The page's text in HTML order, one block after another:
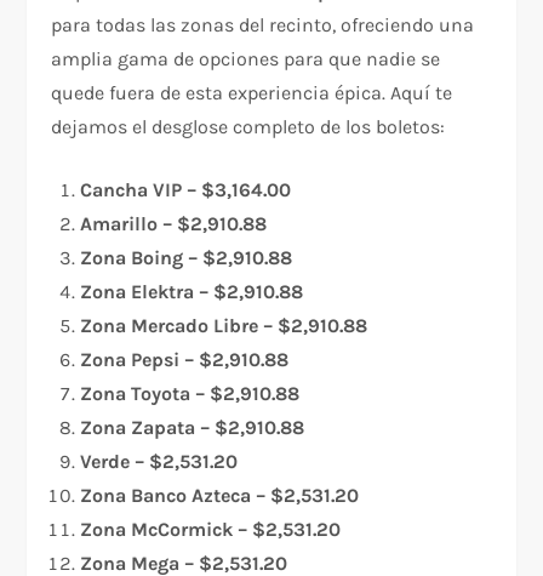
para todas las zonas del recinto, ofreciendo una
amplia gama de opciones para que nadie se
quede fuera de esta experiencia épica. Aquí te
dejamos el desglose completo de los boletos:
Cancha VIP – $3,164.00
Amarillo – $2,910.88
Zona Boing – $2,910.88
Zona Elektra – $2,910.88
Zona Mercado Libre – $2,910.88
Zona Pepsi – $2,910.88
Zona Toyota – $2,910.88
Zona Zapata – $2,910.88
Verde – $2,531.20
Zona Banco Azteca – $2,531.20
Zona McCormick – $2,531.20
Zona Mega – $2,531.20